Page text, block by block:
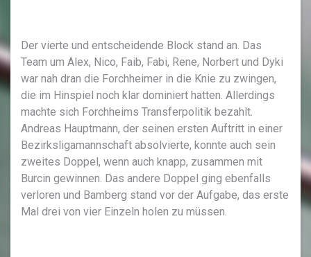
Der vierte und entscheidende Block stand an. Das
Team um Alex, Nico, Faib, Fabi, Rene, Norbert und Dyki
war nah dran die Forchheimer in die Knie zu zwingen,
die im Hinspiel noch klar dominiert hatten. Allerdings
machte sich Forchheims Transferpolitik bezahlt.
Andreas Hauptmann, der seinen ersten Auftritt in einer
Bezirksligamannschaft absolvierte, konnte auch sein
zweites Doppel, wenn auch knapp, zusammen mit
Burcin gewinnen. Das andere Doppel ging ebenfalls
verloren und Bamberg stand vor der Aufgabe, das erste
Mal drei von vier Einzeln holen zu müssen.